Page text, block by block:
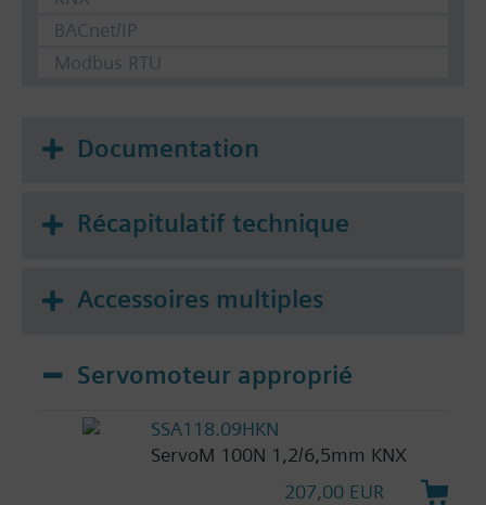
BACnet/IP
Modbus RTU
Documentation
Récapitulatif technique
Accessoires multiples
Servomoteur approprié
SSA118.09HKN
ServoM 100N 1,2/6,5mm KNX
207,00 EUR